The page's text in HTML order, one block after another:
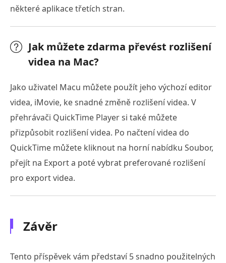
některé aplikace třetích stran.
Jak můžete zdarma převést rozlišení
videa na Mac?
Jako uživatel Macu můžete použít jeho výchozí editor
videa, iMovie, ke snadné změně rozlišení videa. V
přehrávači QuickTime Player si také můžete
přizpůsobit rozlišení videa. Po načtení videa do
QuickTime můžete kliknout na horní nabídku Soubor,
přejít na Export a poté vybrat preferované rozlišení
pro export videa.
Závěr
Tento příspěvek vám představí 5 snadno použitelných